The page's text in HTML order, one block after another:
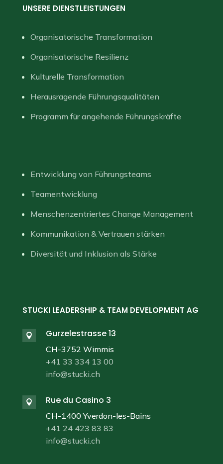
UNSERE DIENSTLEISTUNGEN
Organisatorische Transformation
Organisatorische Resilienz
Kulturelle Transformation
Herausragende Führungsqualitäten
Programm für angehende Führungskräfte
Entwicklung von Führungsteams
Teamentwicklung
Menschenzentriertes Change Management
Kommunikation & Vertrauen stärken
Diversität und Inklusion als Stärke
STUCKI LEADERSHIP & TEAM DEVELOPMENT AG
 Gurzelestrasse 13
CH-3752 Wimmis
+41 33 334 13 00
info@stucki.ch
 Rue du Casino 3
CH-1400 Yverdon-les-Bains
+41 24 423 83 83
info@stucki.ch